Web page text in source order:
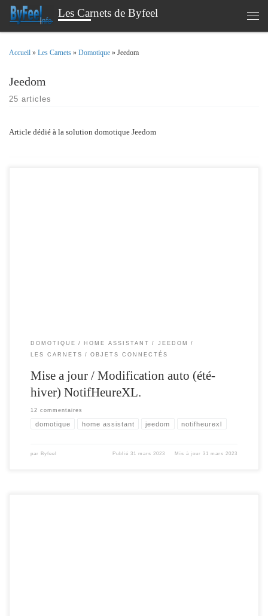
Passer au contenuLes Carnets de Byfeel
Accueil » Les Carnets » Domotique » Jeedom
Jeedom
25 articles
Article dédié à la solution domotique Jeedom
DOMOTIQUE HOME ASSISTANT
JEEDOM
LES CARNETS
OBJETS CONNECTÉS
Mise a jour / Modification auto (été-
hiver) NotifHeureXL.
12 commentaires
domotique home assistant jeedom notifheurexl
par Byfeel Publié31 mars 2023 Mis à jour31 mars 2023